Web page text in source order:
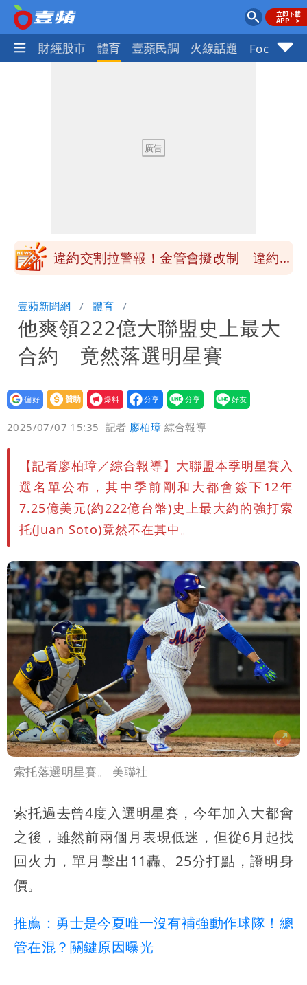
國際 財經股市 體育 壹蘋民調 火線話題 Focus+
蔣萬安民調只贏5％「現任優勢去哪？」
影曝 網驚覺不對
違約交割拉警報！金管會擬改制 違約1
怪」：不像被害人
藍昔狂譙擋疫苗 慈濟真變「世紀大騙
局」！網朝聖翻車文笑了
川普出重手！禁中國機器人、逆變器進
口 防北京滲透供應鏈
慈濟被騙10億！陳時中一語成讖 王必
勝：時間久看出睿智
白海豚路徑「搖擺」 暴風圈估擦沿岸！
可能籠罩4縣市
白海豚4個關鍵時間點！專家：明晚起風
雨最大
老公外遇修復內幕！欣西亞曬牽手照「2
人身體卻僵硬」
白海豚最快下午海警！大雨襲7縣市 明
恐發陸警
蔣萬安民調只贏5％「現任優勢去哪？」
媒體人嘆：真的該緊張了
壹蘋新聞網 體育
他爽領222億大聯盟史上最大
合約 竟然落選明星賽
設為
贊助
我要
爆料
2025/07/07 15:35 記者 廖柏璋 綜合報導
【記者廖柏璋／綜合報導】大聯盟本季明星賽入
選名單公布，其中季前剛和大都會簽下12年
7.25億美元(約222億台幣)史上最大約的強打索
托(Juan Soto)竟然不在其中。
索托落選明星賽。 美聯社
索托過去曾4度入選明星賽，今年加入大都會
之後，雖然前兩個月表現低迷，但從6月起找
回火力，單月擊出11轟、25分打點，證明身
價。
推薦：勇士是今夏唯一沒有補強動作球隊！總
管在混？關鍵原因曝光